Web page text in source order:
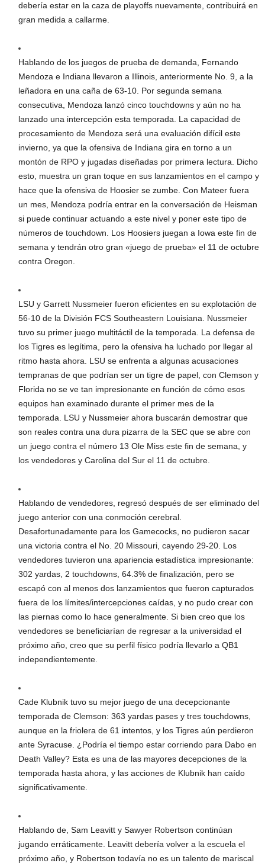
debería estar en la caza de playoffs nuevamente, contribuirá en
gran medida a callarme.
Hablando de los juegos de prueba de demanda, Fernando
Mendoza e Indiana llevaron a Illinois, anteriormente No. 9, a la
leñadora en una caña de 63-10. Por segunda semana
consecutiva, Mendoza lanzó cinco touchdowns y aún no ha
lanzado una intercepción esta temporada. La capacidad de
procesamiento de Mendoza será una evaluación difícil este
invierno, ya que la ofensiva de Indiana gira en torno a un
montón de RPO y jugadas diseñadas por primera lectura. Dicho
esto, muestra un gran toque en sus lanzamientos en el campo y
hace que la ofensiva de Hoosier se zumbe. Con Mateer fuera
un mes, Mendoza podría entrar en la conversación de Heisman
si puede continuar actuando a este nivel y poner este tipo de
números de touchdown. Los Hoosiers juegan a Iowa este fin de
semana y tendrán otro gran «juego de prueba» el 11 de octubre
contra Oregon.
LSU y Garrett Nussmeier fueron eficientes en su explotación de
56-10 de la División FCS Southeastern Louisiana. Nussmeier
tuvo su primer juego multitáctil de la temporada. La defensa de
los Tigres es legítima, pero la ofensiva ha luchado por llegar al
ritmo hasta ahora. LSU se enfrenta a algunas acusaciones
tempranas de que podrían ser un tigre de papel, con Clemson y
Florida no se ve tan impresionante en función de cómo esos
equipos han examinado durante el primer mes de la
temporada. LSU y Nussmeier ahora buscarán demostrar que
son reales contra una dura pizarra de la SEC que se abre con
un juego contra el número 13 Ole Miss este fin de semana, y
los vendedores y Carolina del Sur el 11 de octubre.
Hablando de vendedores, regresó después de ser eliminado del
juego anterior con una conmoción cerebral.
Desafortunadamente para los Gamecocks, no pudieron sacar
una victoria contra el No. 20 Missouri, cayendo 29-20. Los
vendedores tuvieron una apariencia estadística impresionante:
302 yardas, 2 touchdowns, 64.3% de finalización, pero se
escapó con al menos dos lanzamientos que fueron capturados
fuera de los límites/intercepciones caídas, y no pudo crear con
las piernas como lo hace generalmente. Si bien creo que los
vendedores se beneficiarían de regresar a la universidad el
próximo año, creo que su perfil físico podría llevarlo a QB1
independientemente.
Cade Klubnik tuvo su mejor juego de una decepcionante
temporada de Clemson: 363 yardas pases y tres touchdowns,
aunque en la friolera de 61 intentos, y los Tigres aún perdieron
ante Syracuse. ¿Podría el tiempo estar corriendo para Dabo en
Death Valley? Esta es una de las mayores decepciones de la
temporada hasta ahora, y las acciones de Klubnik han caído
significativamente.
Hablando de, Sam Leavitt y Sawyer Robertson continúan
jugando erráticamente. Leavitt debería volver a la escuela el
próximo año, y Robertson todavía no es un talento de mariscal